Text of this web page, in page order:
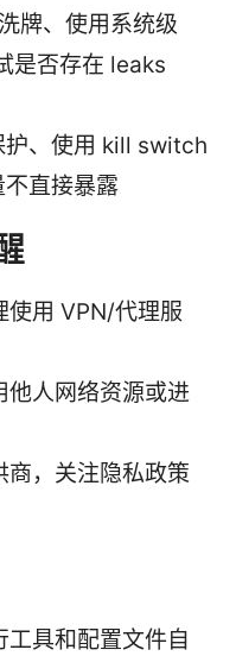
牌、使用系统级
是否存在 leaks
护、使用 kill switch
直接暴露
使用 VPN/代理服
他人网络资源或进
商，关注隐私政策
工具和配置文件自